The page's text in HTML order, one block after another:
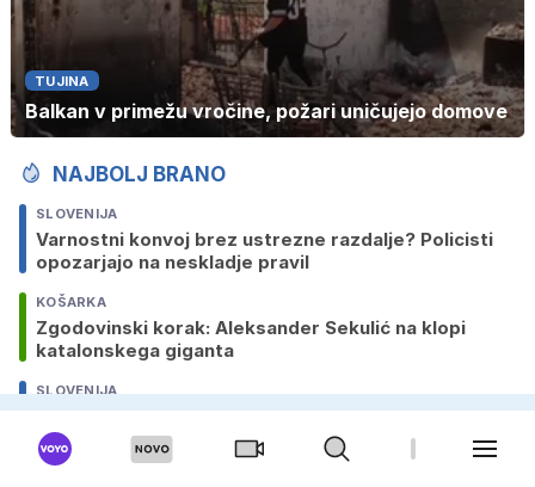
TUJINA
Balkan v primežu vročine, požari uničujejo domove
NAJBOLJ BRANO
SLOVENIJA
Varnostni konvoj brez ustrezne razdalje? Policisti
opozarjajo na neskladje pravil
KOŠARKA
Zgodovinski korak: Aleksander Sekulić na klopi
katalonskega giganta
SLOVENIJA
Vlada razglasila nižjo stopnjo tveganja, krška
nuklearka zmanjšuje moč